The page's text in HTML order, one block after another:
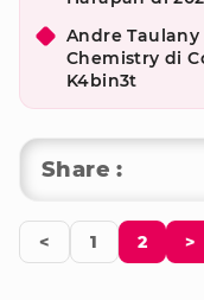
Andre
Chemistry di
K4bin3t
Share :
< 1 2 >